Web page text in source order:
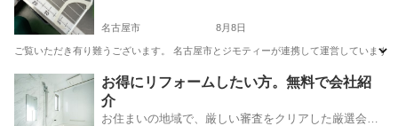
名古屋市 8月8日
ご覧いただき有り難うございます。 名古屋市とジモティーが連携して運営してい
愛知 名古屋市 生活雑貨 リユース
お得にリフォームしたい方。無料で会社紹
介
お住まいの地域で、厳しい審査をクリアした厳選会社